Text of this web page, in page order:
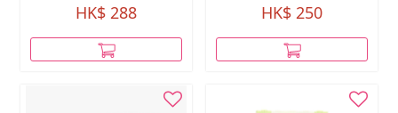
HK$ 288 HK$ 250